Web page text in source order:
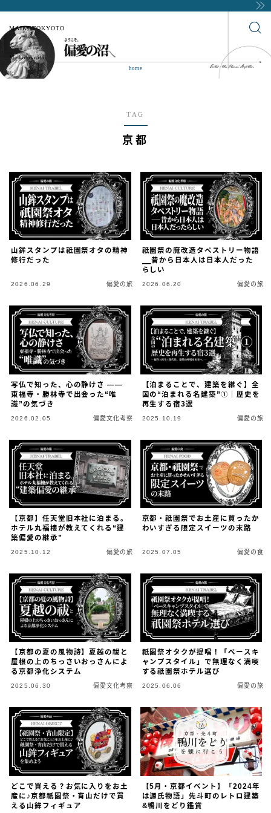
MAIKOTOKYOTO
home
TAG
京都
山鉾スタンプは祇園祭オタの精神
修行だった
2026.06.29 偏愛の旅
祇園祭の魔改造タペストリー物語
⎯⎯昔から日本人は日本人だった
らしい
2026.06.20 偏愛の旅
写仏で知った、心の静けさ ——
東福寺・勝林寺で出会った“唯
識”の気づき
2026.02.05 偏愛文化考察
【泊まることで、建築を継ぐ】全
国の“泊まれる名建築”①｜歴史を
再生する宿3選
2025.10.19 偏愛の旅
【京都】任天堂旧本社に泊まる。
ホテル丸福樓が教えてくれる“建
築偏愛の継承”
2025.10.12 偏愛の旅
京都・祇園祭でお土産に買ったか
わいすぎる限定スイーツの末路
2025.07.05 偏愛の食
【京都の夏の風物詩】夏越の祓と
屋根の上のちっさいおっさんによ
る京都浄化システム
2025.06.30 偏愛文化考察
祇園祭オタクが提唱！「ベースキ
ャンプスタイル」で無理なく満喫
する祇園祭ホテル選び
2025.06.06 偏愛の旅
どこで買える？お気に入りをお土
産に♪京都祇園祭・宵山だけで買
える山鉾フィギュア
【5月・京都イベント】「2024年
は源氏物語」先斗町のレトロ建築
&鴨川をどり鑑賞